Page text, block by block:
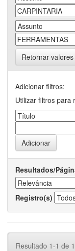
Retornar valores
Adicionar filtros:
Utilizar filtros para
Resultados/
Registro(s)
Resultado 1-1 de